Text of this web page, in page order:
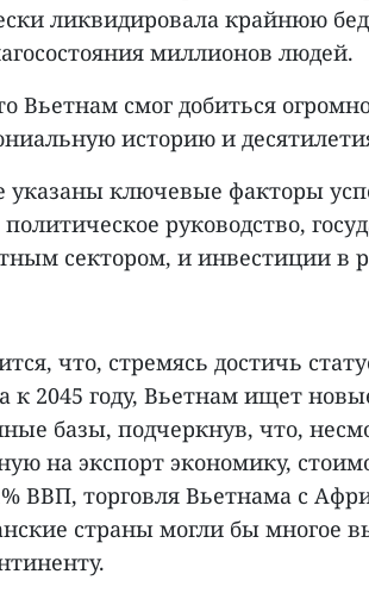
ликвидировала крайнюю
миллионов людей.
Вьетнам смог добиться
историю и
указаны ключевые факторы
руководство,
сектором, и инвестиции в
что, стремясь достичь
к 2045 году, Вьетнам ищет
базы, подчеркнув, что,
на экспорт экономику,
ВВП, торговля Вьетнама с
страны могли бы многое